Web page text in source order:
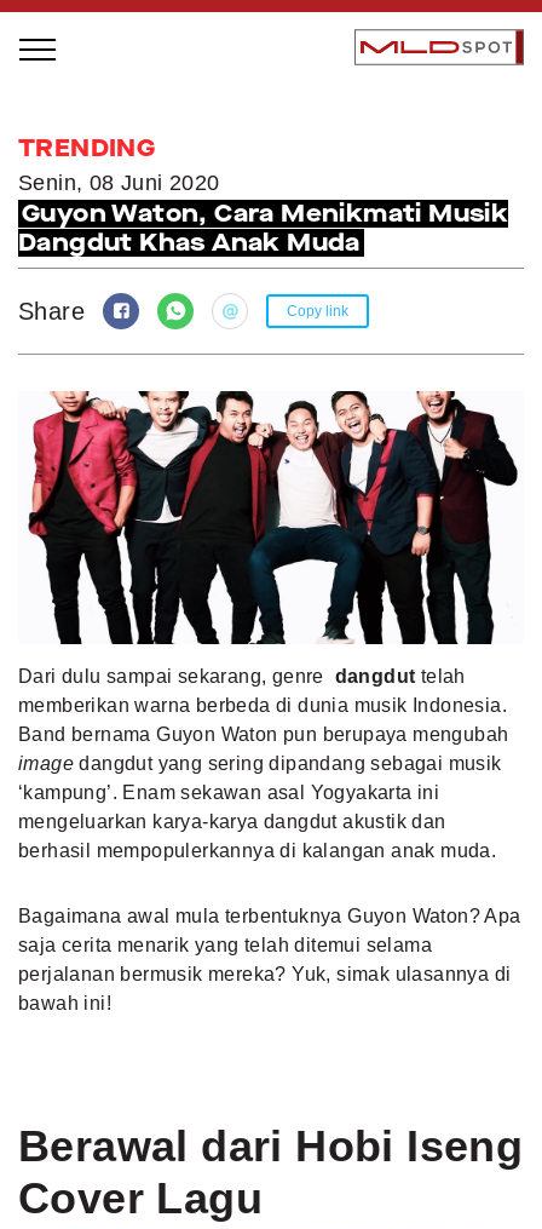
LOCAL GREATNESS
INSPIRING PEOPLE
INSPIRING PRODUCTS
INSPIRING PLACES
INSPIRING COMMUNITIES
TRENDING
EVENTS
MLDPODCAST
VIDEOS
MLDPOINTS
TRENDING
Senin, 08 Juni 2020
Guyon Waton, Cara Menikmati Musik
Dangdut Khas Anak Muda
Share Copy link
Dari dulu sampai sekarang, genre dangdut telah
memberikan warna berbeda di dunia musik Indonesia.
Band bernama Guyon Waton pun berupaya mengubah
image dangdut yang sering dipandang sebagai musik
‘kampung’. Enam sekawan asal Yogyakarta ini
mengeluarkan karya-karya dangdut akustik dan
berhasil mempopulerkannya di kalangan anak muda.
Bagaimana awal mula terbentuknya Guyon Waton? Apa
saja cerita menarik yang telah ditemui selama
perjalanan bermusik mereka? Yuk, simak ulasannya di
bawah ini!
Berawal dari Hobi Iseng
Cover Lagu